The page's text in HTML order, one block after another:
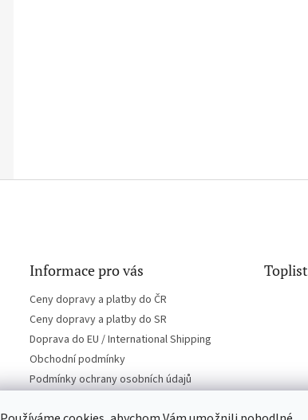
Informace pro vás
Ceny dopravy a platby do ČR
Ceny dopravy a platby do SR
Doprava do EU / International Shipping
Obchodní podmínky
Podmínky ochrany osobních údajů
Toplist